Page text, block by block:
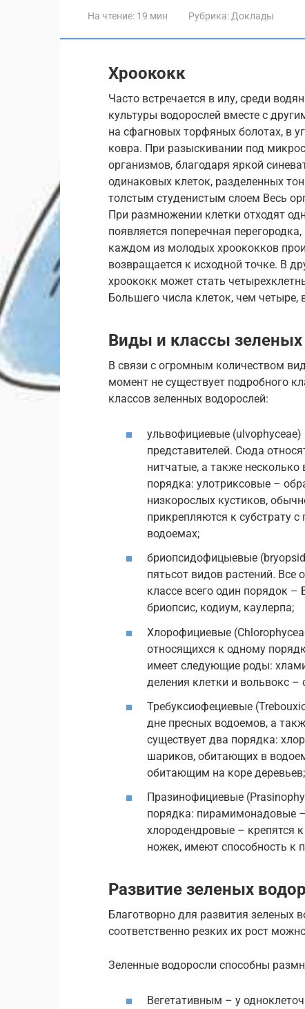
На чтение: 19 мин Рубрика: Доклады
Хроококк
Часто встречается в илу, среди
культуры водорослей вместе с
на сфагновых торфяных болотах, в
ковра. При разыскивании под
организмов, благодаря яркой
одинаковых клеток, разделенных
толстым студенистым слоем Весь
При размножении клетки отходят
появляется поперечная
каждом из молодых хроококков
возвращается к исходной точке. В
хроококк может стать
Большего числа клеток, чем четыре,
Виды и классы зеленых
В связи с огромным количеством
момент не существует подробного
классов зеленных водорослей:
ульвофициевые
представителей. Сюда
нитчатые, а также
порядка: улотриксовые –
низкорослых кустиков,
прикрепляются к субстрату
водоемах;
бриопсидофицыевые
пятьсот видов растений.
классе всего один порядок
бриопсис, кодиум, каулерпа;
Хлорофициевые
относящихся к одному
имеет следующие роды:
деления клетки и вольвокс –
Требуксиофециевые
дне пресных водоемов, а
существует два порядка:
шариков, обитающих в
обитающим на коре деревьев;
Празинофициевые
порядка: пирамимонадовые
хлородендровые – крепятся
ножек, имеют способность к
Развитие зеленых
Благотворно для развития зеленых
соответственно резких их рост
Зеленные водоросли способны
Вегетативным – у